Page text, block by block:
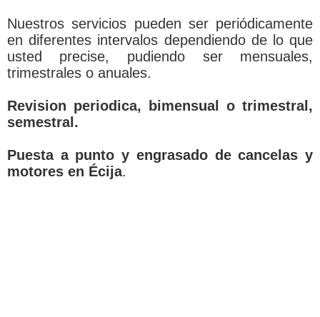
Nuestros servicios pueden ser periódicamente
en diferentes intervalos dependiendo de lo que
usted precise, pudiendo ser mensuales,
trimestrales o anuales.
Revision periodica, bimensual o trimestral,
semestral.
Puesta a punto y engrasado de cancelas y
motores en Écija.